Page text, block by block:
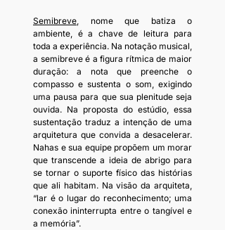
Semibreve, nome que batiza o
ambiente, é a chave de leitura para
toda a experiência. Na notação musical,
a semibreve é a figura rítmica de maior
duração: a nota que preenche o
compasso e sustenta o som, exigindo
uma pausa para que sua plenitude seja
ouvida. Na proposta do estúdio, essa
sustentação traduz a intenção de uma
arquitetura que convida a desacelerar.
Nahas e sua equipe propõem um morar
que transcende a ideia de abrigo para
se tornar o suporte físico das histórias
que ali habitam. Na visão da arquiteta,
“lar é o lugar do reconhecimento; uma
conexão ininterrupta entre o tangível e
a memória”.